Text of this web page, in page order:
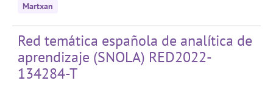
Martxan
Red temática española de analítica de
aprendizaje (SNOLA) RED2022-
134284-T